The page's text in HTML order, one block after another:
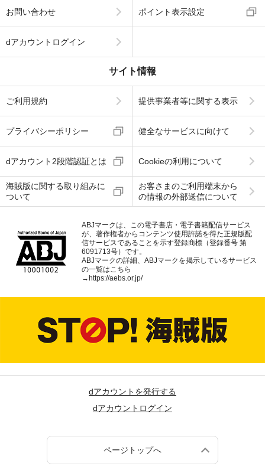
お問い合わせ ポイント表示設定
dアカウントログイン
サイト情報
ご利用規約 提供事業者等に関する表示
プライバシーポリシー 健全なサービスに向けて
dアカウント2段階認証とは Cookieの利用について
海賊版に関する取り組みに
ついて
お客さまのご利用端末から
の情報の外部送信について
ABJマークは、この電子書店・電子書籍配信サービス
が、著作権者からコンテンツ使用許諾を得た正規版配
信サービスであることを示す登録商標（登録番号 第
6091713号）です。
ABJマークの詳細、ABJマークを掲示しているサービス
の一覧はこちら
→ https://aebs.or.jp/
dアカウントを発行する
dアカウントログイン
ページトップへ